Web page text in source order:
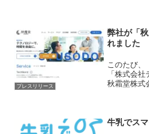
現場主義
ラウンダー
プレスリリース
弊社が「
れました
このたび、
「株式会
秋霜堂株式
開発部門
スです。採
牛乳でス